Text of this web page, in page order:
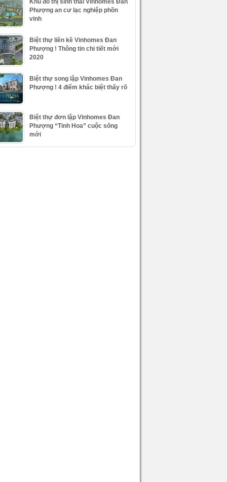
Khu đô thị sinh thái Vinhomes Đan
Phượng an cư lạc nghiệp phồn
vinh
Biệt thự liền kề Vinhomes Đan
Phượng ! Thông tin chi tiết mới
2020
Biệt thự song lập Vinhomes Đan
Phượng ! 4 điểm khác biệt thấy rõ
Biệt thự đơn lập Vinhomes Đan
Phượng “Tinh Hoa” cuộc sống
mới